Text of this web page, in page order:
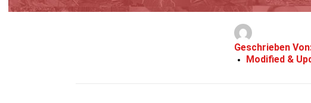
Geschrieben
Modified &